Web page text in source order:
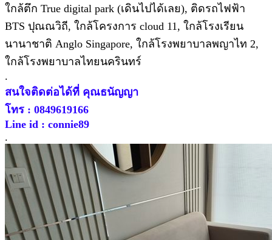
ใกล้ตึก True digital park (เดินไปได้เลย), ติดรถไฟฟ้า
BTS ปุณณวิถี, ใกล้โครงการ cloud 11, ใกล้โรงเรียน
นานาชาติ Anglo Singapore, ใกล้โรงพยาบาลพญาไท 2,
ใกล้โรงพยาบาลไทยนครินทร์
.
สนใจติดต่อได้ที่ คุณธนัญญา
โทร : 0849619166
Line id : connie89
.